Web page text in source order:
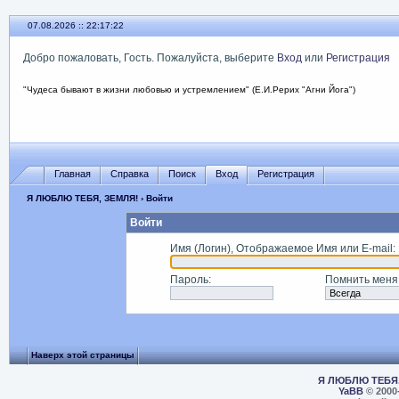
07.08.2026 :: 22:17:22
Добро пожаловать, Гость. Пожалуйста, выберите Входили Регистрация
"Чудеса бывают в жизни любовью и устремлением" (Е.И.Рерих "Агни Йога")
Главная Справка Поиск Вход Регистрация
Я ЛЮБЛЮ ТЕБЯ, ЗЕМЛЯ!› Войти
Войти
Имя (Логин), Отображаемое Имя или E-mail :
Пароль: Помнить меня
Наверх этой страницы
Я ЛЮБЛЮ
YaBB©